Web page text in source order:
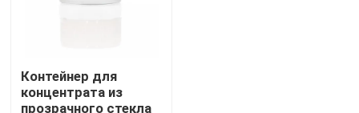
Опарникы стеклянного ребенка устойчивые
Контейнер для
концентрата из
прозрачного стекла